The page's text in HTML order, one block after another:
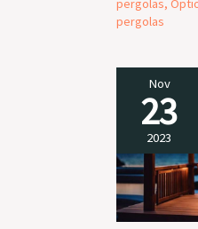
pergolas
Nov
23
2023